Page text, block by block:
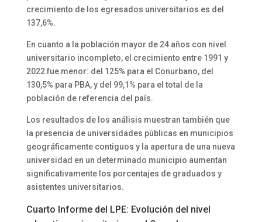
crecimiento de los egresados universitarios es del
137,6%.
En cuanto a la población mayor de 24 años con nivel
universitario incompleto, el crecimiento entre 1991 y
2022 fue menor: del 125% para el Conurbano, del
130,5% para PBA, y del 99,1% para el total de la
población de referencia del país.
Los resultados de los análisis muestran también que
la presencia de universidades públicas en municipios
geográficamente contiguos y la apertura de una nueva
universidad en un determinado municipio aumentan
significativamente los porcentajes de graduados y
asistentes universitarios.
Cuarto Informe del LPE: Evolución del nivel